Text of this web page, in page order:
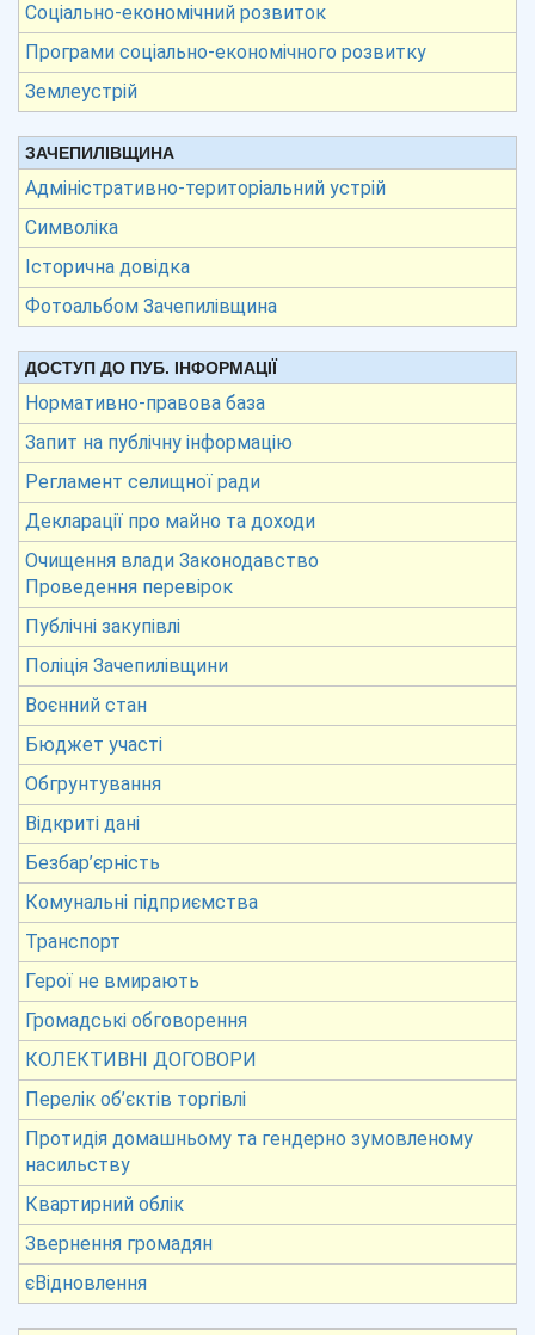
Соціально-економічний розвиток
Програми соціально-економічного розвитку
Землеустрій
ЗАЧЕПИЛІВЩИНА
Адміністративно-територіальний устрій
Символіка
Історична довідка
Фотоальбом Зачепилівщина
ДОСТУП ДО ПУБ. ІНФОРМАЦІЇ
Нормативно-правова база
Запит на публічну інформацію
Регламент селищної ради
Декларації про майно та доходи
Очищення влади Законодавство
Проведення перевірок
Публічні закупівлі
Поліція Зачепилівщини
Воєнний стан
Бюджет участі
Обгрунтування
Відкриті дані
Безбар’єрність
Комунальні підприємства
Транспорт
Герої не вмирають
Громадські обговорення
КОЛЕКТИВНІ ДОГОВОРИ
Перелік об’єктів торгівлі
Протидія домашньому та гендерно зумовленому
насильству
Квартирний облік
Звернення громадян
єВідновлення